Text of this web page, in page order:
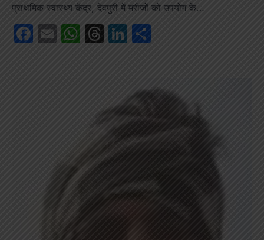
प्राथमिक स्वास्थ्य केंद्र, देवपुरी में मरीजों को उपयोग के…
Facebook
EmailWhatsApp
Threads
LinkedIn